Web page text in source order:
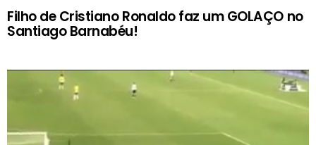
Filho de Cristiano Ronaldo faz um GOLAÇO no
Santiago Barnabéu!